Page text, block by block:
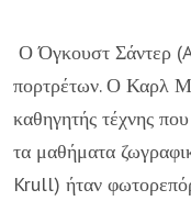
Ο Όγκουστ Σάντερ
πορτρέτων. Ο Καρλ
καθηγητής τέχνης
τα μαθήματα
Krull) ήταν